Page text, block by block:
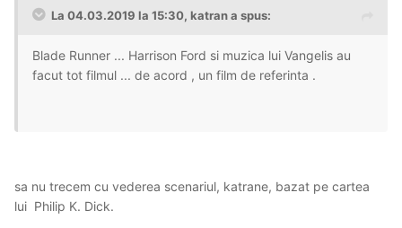
La 04.03.2019 la 15:30, katran a spus:
Blade Runner ... Harrison Ford si muzica lui Vangelis au
facut tot filmul ... de acord , un film de referinta .
sa nu trecem cu vederea scenariul, katrane, bazat pe cartea
lui Philip K. Dick.